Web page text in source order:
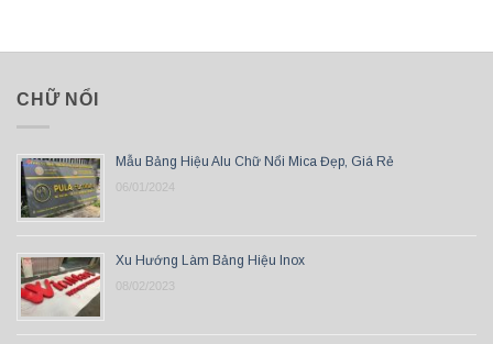
CHỮ NỔI
Mẫu Bảng Hiệu Alu Chữ Nổi Mica Đẹp, Giá Rẻ
06/01/2024
Xu Hướng Làm Bảng Hiệu Inox
08/02/2023